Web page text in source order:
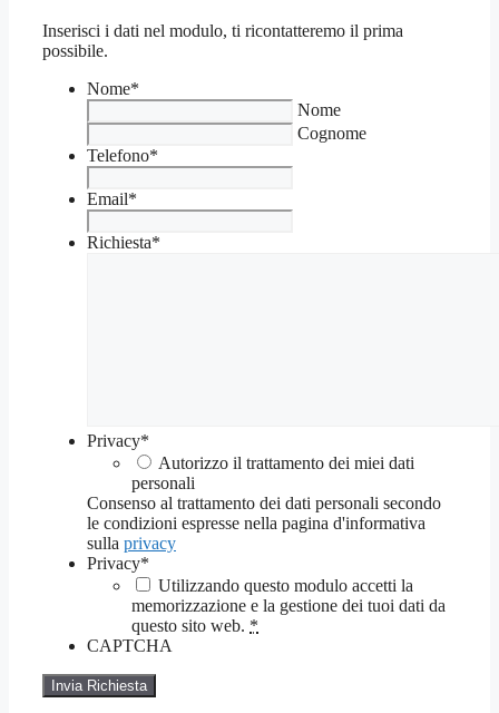
Inserisci i dati nel modulo, ti ricontatteremo il prima
possibile.
Nome*
Nome
Cognome
Telefono*
Email*
Richiesta*
Privacy*
Autorizzo il trattamento dei miei dati
personali
Consenso al trattamento dei dati personali secondo
le condizioni espresse nella pagina d'informativa
sulla privacy
Privacy*
Utilizzando questo modulo accetti la
memorizzazione e la gestione dei tuoi dati da
questo sito web. *
CAPTCHA